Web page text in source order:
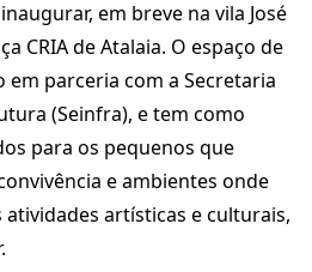
em breve na vila José
CRIA de Atalaia. O espaço de
parceria com a Secretaria
(Seinfra), e tem como
para os pequenos que
e ambientes onde
artísticas e culturais,